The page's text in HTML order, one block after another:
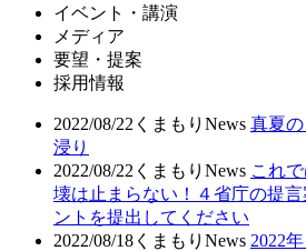
イベント・講演
メディア
要望・提案
採用情報
2022/08/22 くまもりNews 真夏
浸り
2022/08/22 くまもりNews これ
壊は止まらない！４省庁の提
ントを提出してください
2022/08/18 くまもりNews 2022